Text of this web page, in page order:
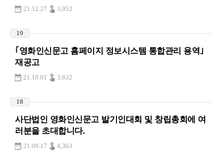
21.12.27 3,952
19
｢영화인신문고 홈페이지 정보시스템 통합관리 용역｣
재공고
21.10.01 3,832
18
사단법인 영화인신문고 발기인대회 및 창립총회에 여
러분을 초대합니다.
21.09.17 4,363